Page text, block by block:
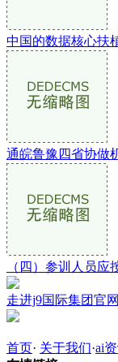
中国的数据核心扶
通皖鲁豫四省协做
（四）参训人员
走进j9国际集团官
首页· 关于我们·ai